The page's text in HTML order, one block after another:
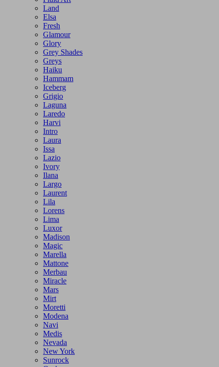
Land
Elsa
Fresh
Glamour
Glory
Grey Shades
Greys
Haiku
Hammam
Iceberg
Grigio
Laguna
Laredo
Harvi
Intro
Laura
Issa
Lazio
Ivory
Ilana
Largo
Laurent
Lila
Lorens
Lima
Luxor
Madison
Magic
Marella
Mattone
Merbau
Miracle
Mars
Mirt
Moretti
Modena
Navi
Medis
Nevada
New York
Sunrock